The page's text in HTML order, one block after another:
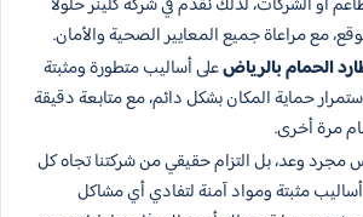
مع مراعاة جميع المعايير الصحية والأمان.
الحمام​ بالرياضعلى أساليب متطورة ومثبتة
حماية المكان بشكل دائم، مع متابعة دقيقة
مرة أخرى.
مجرد وعد، بل التزام حقيقي من شركتنا تجاه كل
مثبتة ومواد آمنة لتفادي أي مشاكل